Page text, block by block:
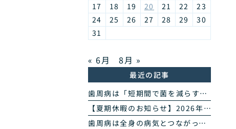
17
18 19 20 21 22
23
24
25 26 27 28 29
30
31
« 6月 8月 »
最近の記事
歯周病は「短期間で菌を減らす」治療へ｜当院の歯周病除菌プログラム
【夏期休暇のお知らせ】2026年8月11日(火・祝)〜16日(日)
歯周病は全身の病気とつながっています｜糖尿病・心臓・誤嚥性肺炎・認知症との関係｜名古屋・栄の高山歯科室